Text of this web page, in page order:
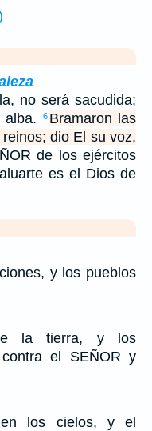
no será sacudida;
alba.
6 Bramaron las
dio El su voz,
de los ejércitos
es el Dios de
y los pueblos
la tierra, y los
el SEÑOR y
en los cielos, y el